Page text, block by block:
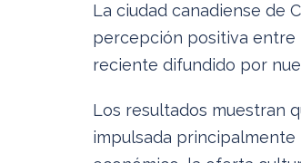
La ciudad canadiense de
percepción positiva entre
reciente difundido por
Los resultados muestran
impulsada